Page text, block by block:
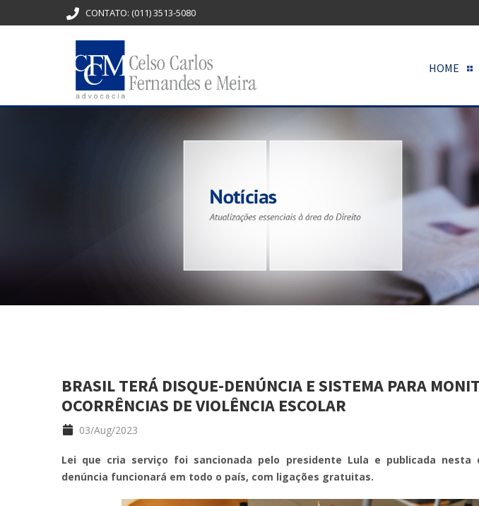
CONTATO: (011) 3513-5080
HOME
BRASIL TERÁ DISQUE-DENÚNCIA E SISTEMA PARA
OCORRÊNCIAS DE VIOLÊNCIA ESCOLAR
03/Aug/2023
Lei que cria serviço foi sancionada pelo presidente Lula e publicada nesta
denúncia funcionará em todo o país, com ligações gratuitas.